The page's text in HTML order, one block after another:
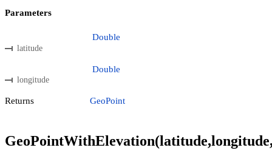
Parameters
latitude
Double
longitude
Double
Returns GeoPoint